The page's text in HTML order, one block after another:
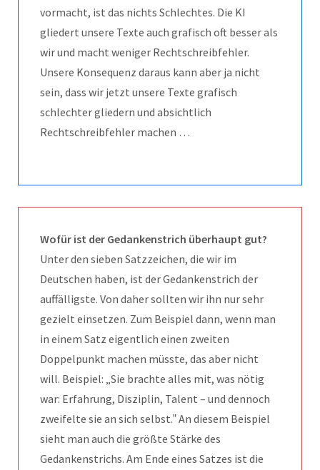
vormacht, ist das nichts Schlechtes. Die KI
gliedert unsere Texte auch grafisch oft besser als
wir und macht weniger Rechtschreibfehler.
Unsere Konsequenz daraus kann aber ja nicht
sein, dass wir jetzt unsere Texte grafisch
schlechter gliedern und absichtlich
Rechtschreibfehler machen …
Wofür ist der Gedankenstrich überhaupt gut?
Unter den sieben Satzzeichen, die wir im
Deutschen haben, ist der Gedankenstrich der
auffälligste. Von daher sollten wir ihn nur sehr
gezielt einsetzen. Zum Beispiel dann, wenn man
in einem Satz eigentlich einen zweiten
Doppelpunkt machen müsste, das aber nicht
will. Beispiel: „Sie brachte alles mit, was nötig
war: Erfahrung, Disziplin, Talent – und dennoch
zweifelte sie an sich selbst.‟ An diesem Beispiel
sieht man auch die größte Stärke des
Gedankenstrichs. Am Ende eines Satzes ist die